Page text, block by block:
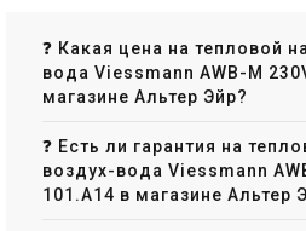
❓ Какая цена на тепловой
вода Viessmann AWB-M
магазине Альтер Эйр?
❓ Есть ли гарантия на
воздух-вода Viessmann
101.A14 в магазине Альтер